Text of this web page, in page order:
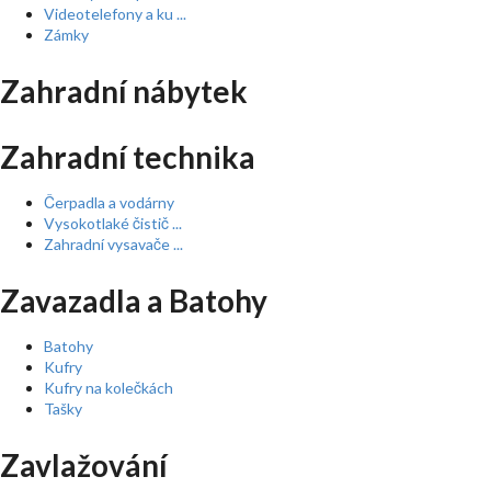
Videotelefony a ku ...
Zámky
Zahradní nábytek
Zahradní technika
Čerpadla a vodárny
Vysokotlaké čistič ...
Zahradní vysavače ...
Zavazadla a Batohy
Batohy
Kufry
Kufry na kolečkách
Tašky
Zavlažování